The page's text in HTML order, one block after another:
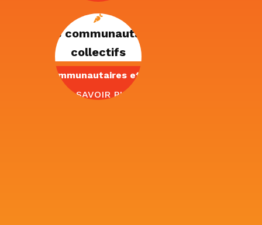
Jardins communautaires et
collectifs
Jardins communautaires et collectifs
EN SAVOIR PLUS